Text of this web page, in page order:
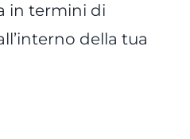
in termini di
della tua